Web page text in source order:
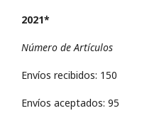
2021*
Número de Artículos
Envíos recibidos: 150
Envíos aceptados: 95